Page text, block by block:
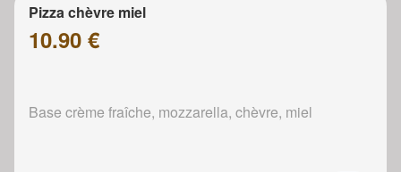
Pizza chèvre miel
10.90 €
Base crème fraîche, mozzarella, chèvre, miel